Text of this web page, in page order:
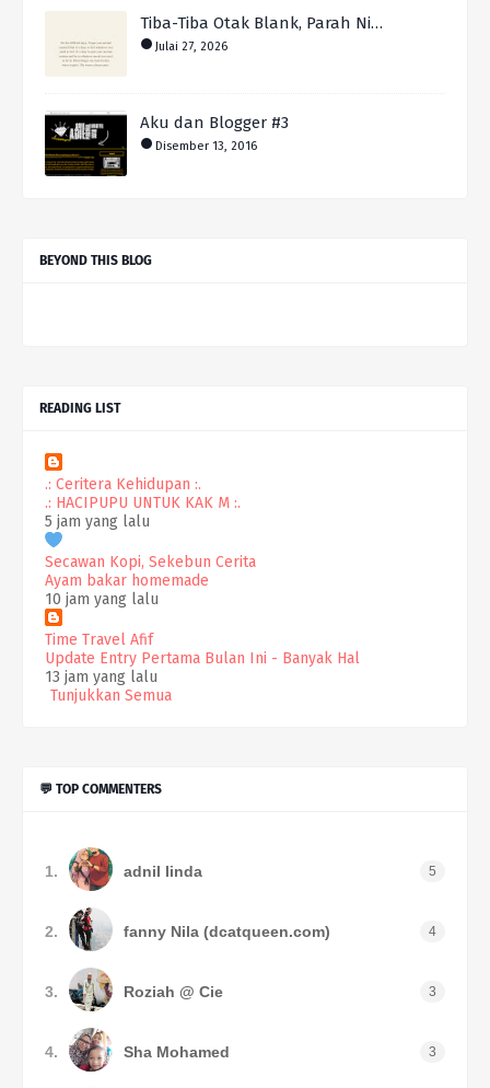
Tiba-Tiba Otak Blank, Parah Ni…
Julai 27, 2026
Aku dan Blogger #3
Disember 13, 2016
BEYOND THIS BLOG
READING LIST
.: Ceritera Kehidupan :.
.: HACIPUPU UNTUK KAK M :.
5 jam yang lalu
Secawan Kopi, Sekebun Cerita
Ayam bakar homemade
10 jam yang lalu
Time Travel Afif
Update Entry Pertama Bulan Ini - Banyak Hal
13 jam yang lalu
Tunjukkan Semua
💬 TOP COMMENTERS
1. adnil linda 5
2. fanny Nila (dcatqueen.com) 4
3. Roziah @ Cie 3
4. Sha Mohamed 3